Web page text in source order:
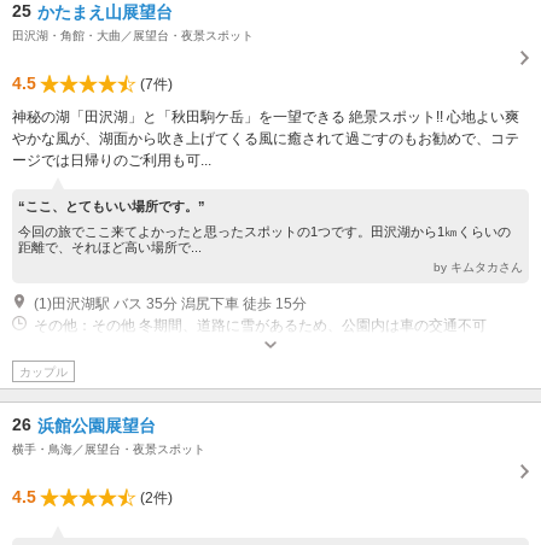
25 かたまえ山展望台
田沢湖・角館・大曲／展望台・夜景スポット
4.5
(7件)
神秘の湖「田沢湖」と「秋田駒ケ岳」を一望できる 絶景スポット!! 心地よい爽
やかな風が、湖面から吹き上げてくる風に癒されて過ごすのもお勧めで、コテ
ージでは日帰りのご利用も可...
“ここ、とてもいい場所です。”
今回の旅でここ来てよかったと思ったスポットの1つです。田沢湖から1㎞くらいの
距離で、それほど高い場所で...
by キムタカさん
(1)田沢湖駅 バス 35分 潟尻下車 徒歩 15分
その他：その他 冬期間、道路に雪があるため、公園内は車の交通不可
カップル
26 浜館公園展望台
横手・鳥海／展望台・夜景スポット
4.5 (2件)